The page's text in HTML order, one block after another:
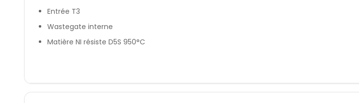
Entrée T3
Wastegate interne
Matière NI résiste D5S 950°C